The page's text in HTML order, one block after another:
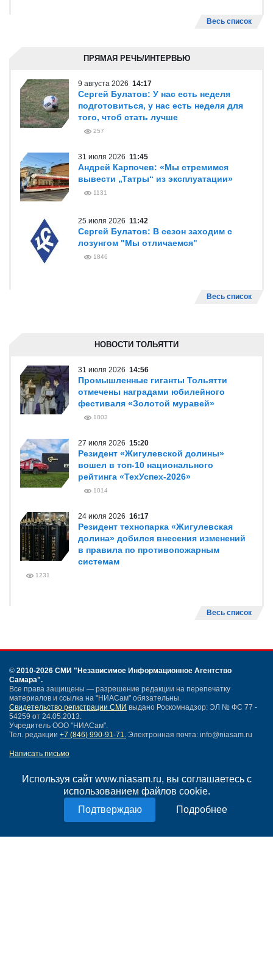
Используя сайт www.niasam.ru, вы соглашаетесь с
использованием файлов cookie.
Подробнее
Весь список
ПРЯМАЯ РЕЧЬ/ИНТЕРВЬЮ
9 августа 2026 14:17
Сергей Булатов: У нас есть неделя
подготовиться, у нас есть неделя для
того, чтоб стать лучше
257
31 июля 2026 11:45
Андрей Карпочев: «Мы стремимся
вывести „Татры“ из эксплуатации»
1131
25 июля 2026 11:42
Сергей Булатов: В сезон заходим с
лозунгом "Мы отличаемся"
1846
Весь список
НОВОСТИ ТОЛЬЯТТИ
31 июля 2026 14:56
Промышленные гиганты Тольятти
отмечены наградами юбилейного
фестиваля «Золотой муравей»
1003
27 июля 2026 15:20
Резидент «Жигулевской долины»
вошел в топ-10 национального
рейтинга «ТехУспех-2026»
1014
24 июля 2026 16:17
Резидент технопарка «Жигулевская
долина» добился внесения изменений
в правила по противопожарным
системам
1231
Весь список
© 2010-2026 СМИ "Независимое Информационное Агентство
Самара".
Все права защищены — разрешение редакции на перепечатку
материалов и ссылка на "НИАСам" обязательны.
Свидетельство регистрации СМИ выдано Роскомнадзор: ЭЛ № ФС 77 -
54259 от 24.05.2013.
Учредитель ООО "НИАСам".
Тел. редакции +7 (846) 990-91-71. Электронная почта: info@niasam.ru
Написать письмо
Нашли ошибку?
Политика конфиденциальности